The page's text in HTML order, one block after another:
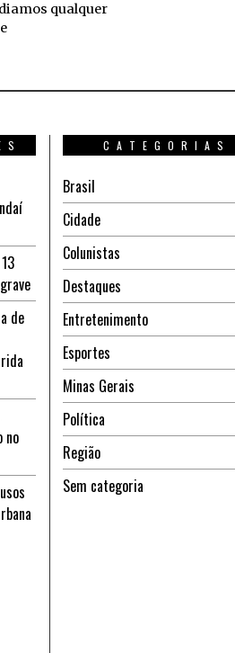
qualquer
de
no
CATEGORIAS
Brasil
Cidade
Colunistas
Destaques
Entretenimento
Esportes
Minas Gerais
Política
Região
Sem categoria